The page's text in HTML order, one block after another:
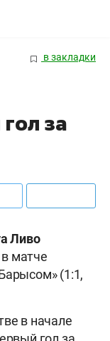
в закладки
за
Ливо
матче
(1:1,
в начале